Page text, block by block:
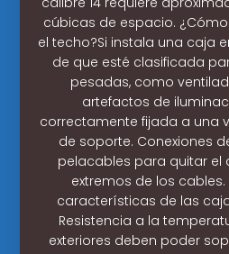
cúbicas de espacio.
el techo?Si instala una caja
de que esté clasificada
pesadas, como
artefactos de
correctamente fijada a una
de soporte. Conexiones
pelacables para quitar el
extremos de los
características de las
Resistencia a la
exteriores deben poder